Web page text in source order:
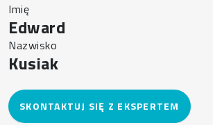
Imię
Edward
Nazwisko
Kusiak